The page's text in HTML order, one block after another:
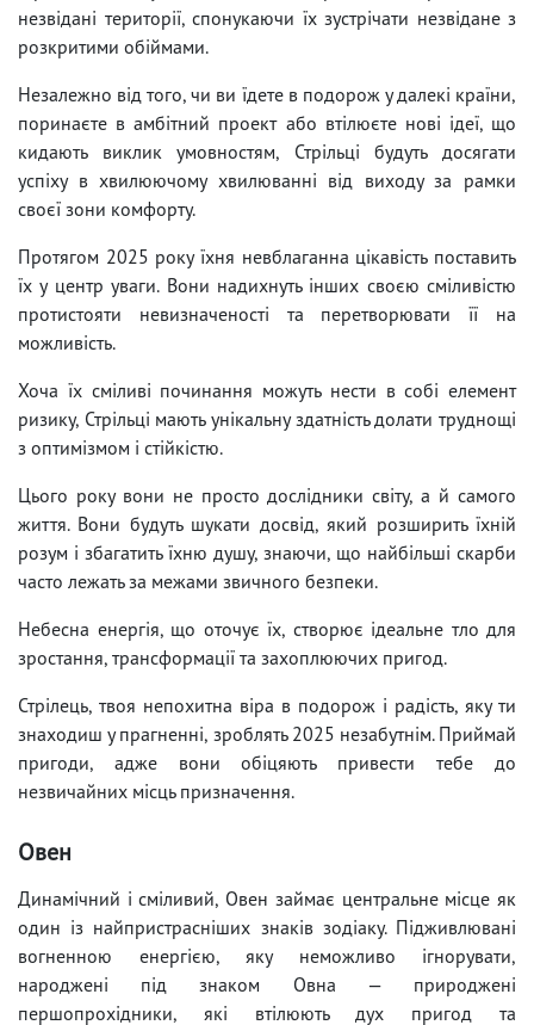
незвідані території, спонукаючи їх зустрічати незвідане з
розкритими обіймами.
Незалежно від того, чи ви їдете в подорож у далекі країни,
поринаєте в амбітний проект або втілюєте нові ідеї, що
кидають виклик умовностям, Стрільці будуть досягати
успіху в хвилюючому хвилюванні від виходу за рамки
своєї зони комфорту.
Протягом 2025 року їхня невблаганна цікавість поставить
їх у центр уваги. Вони надихнуть інших своєю сміливістю
протистояти невизначеності та перетворювати її на
можливість.
Хоча їх сміливі починання можуть нести в собі елемент
ризику, Стрільці мають унікальну здатність долати труднощі
з оптимізмом і стійкістю.
Цього року вони не просто дослідники світу, а й самого
життя. Вони будуть шукати досвід, який розширить їхній
розум і збагатить їхню душу, знаючи, що найбільші скарби
часто лежать за межами звичного безпеки.
Небесна енергія, що оточує їх, створює ідеальне тло для
зростання, трансформації та захоплюючих пригод.
Стрілець, твоя непохитна віра в подорож і радість, яку ти
знаходиш у прагненні, зроблять 2025 незабутнім. Приймай
пригоди, адже вони обіцяють привести тебе до
незвичайних місць призначення.
Овен
Динамічний і сміливий, Овен займає центральне місце як
один із найпристрасніших знаків зодіаку. Підживлювані
вогненною енергією, яку неможливо ігнорувати,
народжені під знаком Овна — природжені
першопрохідники, які втілюють дух пригод та